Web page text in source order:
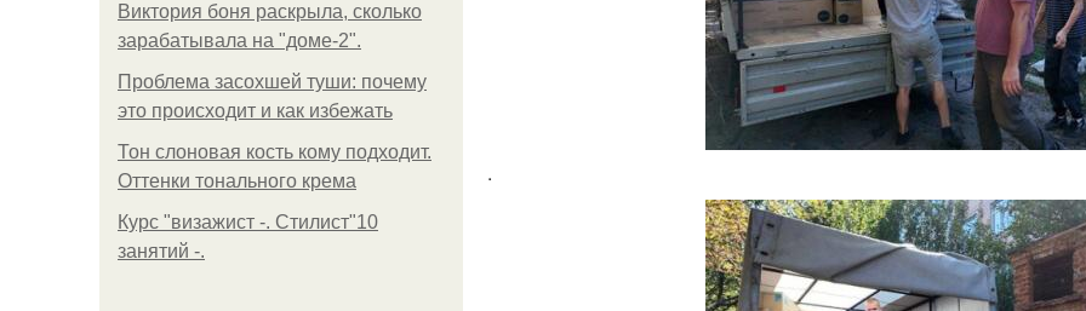
Виктория боня раскрыла, сколько
зарабатывала на "доме-2".
Проблема засохшей туши: почему
это происходит и как избежать
Тон слоновая кость кому подходит.
Оттенки тонального крема
Курс "визажист -. Стилист"10
занятий -.
.